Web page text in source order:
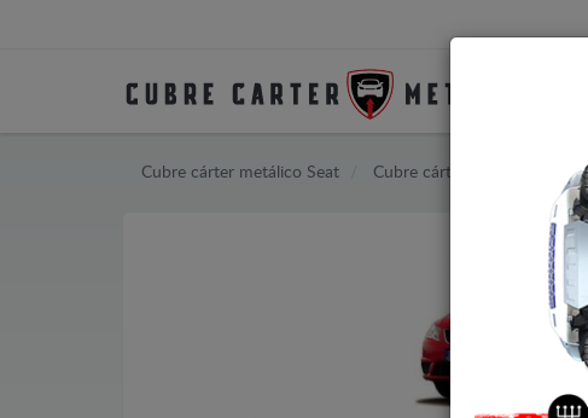
Cubre cárter metálico Seat Cubre cárter metálico Seat